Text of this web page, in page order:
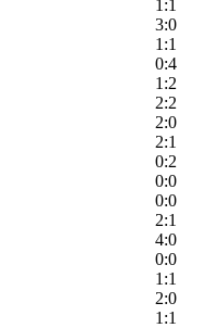
1:1
3:0
1:1
0:4
1:2
2:2
2:0
2:1
0:2
0:0
0:0
2:1
4:0
0:0
1:1
2:0
1:1